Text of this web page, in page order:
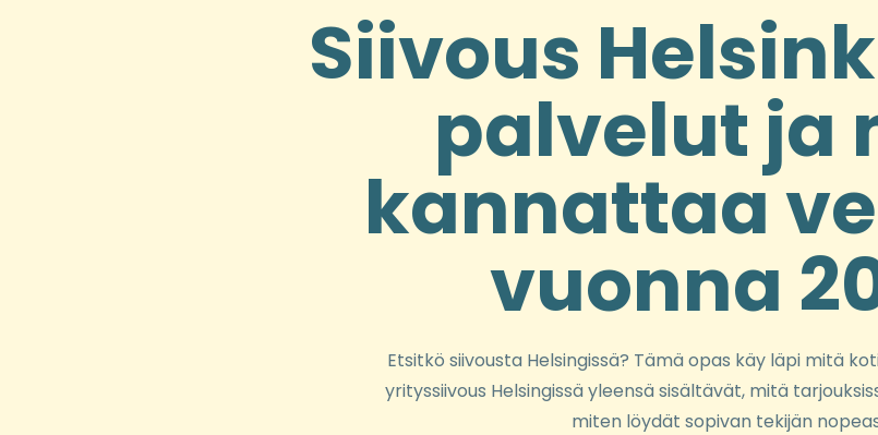
Siivous
palvelut ja
kannattaa
vuonna
Etsitkö siivousta Helsingissä? Tämä opas käy läpi mitä
yrityssiivous Helsingissä yleensä sisältävät, mitä
miten löydät sopivan tekijän